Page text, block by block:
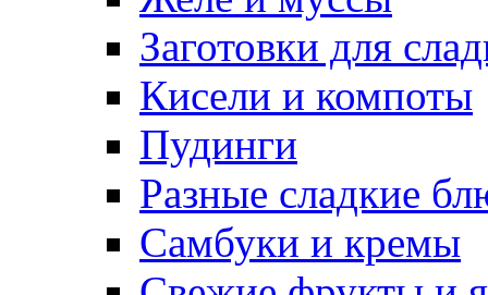
Заготовки для
Кисели и компоты
Пудинги
Разные сладкие
Самбуки и кремы